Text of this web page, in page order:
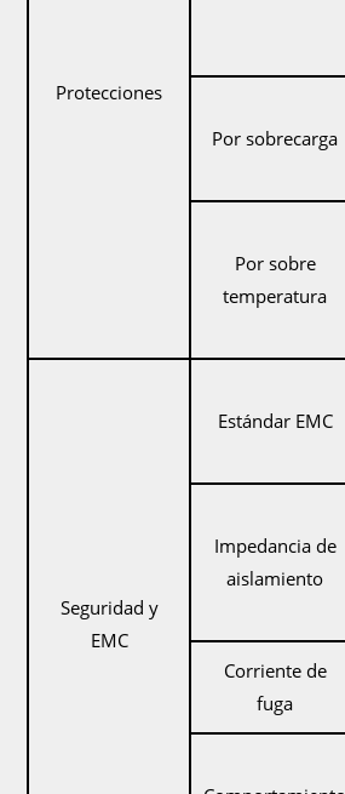
Protecciones
Por sobrecarga
Por sobre
temperatura
Seguridad y
EMC
Estándar EMC
Impedancia de
aislamiento
Corriente de
fuga